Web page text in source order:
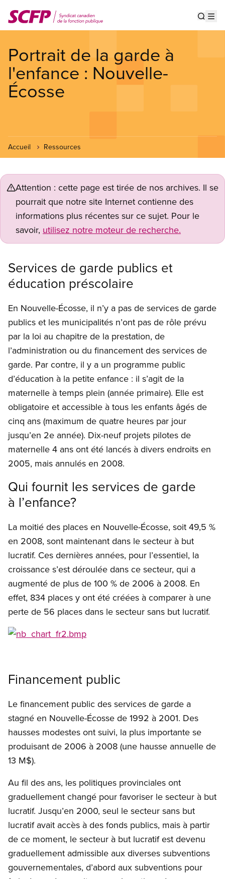
au
contenu
Portrait de la garde à
l'enfance : Nouvelle-
Écosse
Accueil Ressources
Attention : cette page est tirée de nos archives. Il se
pourrait que notre site Internet contienne des
informations plus récentes sur ce sujet. Pour le
savoir, utilisez notre moteur de recherche.
Services de garde publics et
éducation préscolaire
En Nouvelle-Écosse, il n’y a pas de services de garde
publics et les municipalités n’ont pas de rôle prévu
par la loi au chapitre de la prestation, de
l’administration ou du financement des services de
garde. Par contre, il y a un programme public
d’éducation à la petite enfance : il s’agit de la
maternelle à temps plein (année primaire). Elle est
obligatoire et accessible à tous les enfants âgés de
cinq ans (maximum de quatre heures par jour
jusqu’en 2e année). Dix-neuf projets pilotes de
maternelle 4 ans ont été lancés à divers endroits en
2005, mais annulés en 2008.
Qui fournit les services de garde
à l’enfance?
La moitié des places en Nouvelle-Écosse, soit 49,5 %
en 2008, sont maintenant dans le secteur à but
lucratif. Ces dernières années, pour l’essentiel, la
croissance s’est déroulée dans ce secteur, qui a
augmenté de plus de 100 % de 2006 à 2008. En
effet, 834 places y ont été créées à comparer à une
perte de 56 places dans le secteur sans but lucratif.
Financement public
Le financement public des services de garde a
stagné en Nouvelle-Écosse de 1992 à 2001. Des
hausses modestes ont suivi, la plus importante se
produisant de 2006 à 2008 (une hausse annuelle de
13 M$).
Au fil des ans, les politiques provinciales ont
graduellement changé pour favoriser le secteur à but
lucratif. Jusqu’en 2000, seul le secteur sans but
lucratif avait accès à des fonds publics, mais à partir
de ce moment, le secteur à but lucratif est devenu
graduellement admissible aux diverses subventions
gouvernementales, d’abord aux subventions pour